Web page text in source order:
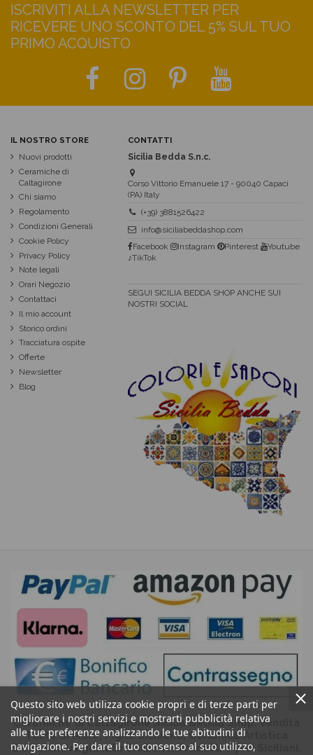
ISCRIVITI ALLA NEWSLETTER PER
RICEVERE UNO SCONTO DEL 5% SUL TUO
PRIMO ACQUISTO
Questo sito web utilizza cookie propri e di terze parti per
migliorare i nostri servizi e mostrarti pubblicità relativa
alle tue preferenze analizzando le tue abitudini di
navigazione. Per dare il tuo consenso al suo utilizzo,
IL NOSTRO STORE
Nuovi prodotti
Ceramiche di
Caltagirone
Chi siamo
Regolamento
Condizioni Generali
Cookie Policy
Privacy Policy
Note legali
Orari Negozio
Contattaci
Il mio account
Storico ordini
Tracciatura ospite
Offerte
Newsletter
Blog
CONTATTI
Sicilia Bedda S.n.c.
Corso Vittorio Emanuele 17 - 90040 Capaci
(PA) Italy
(+39) 3881526422
info@siciliabeddashop.com
Facebook
Instagram Pinterest
Youtube
♪TikTok
SEGUI SICILIA BEDDA SHOP ANCHE SUI
NOSTRI SOCIAL
Ceramiche di Caltagirone Sicilia Bedda Shop: Vendita
Teste di Moro, Pigne Siciliane, Ceramica Artistica
Siciliana, Artigianato Siciliano, Prodotti Tipici Siciliani,